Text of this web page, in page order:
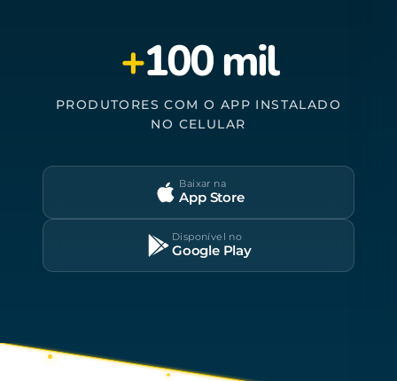
+100 mil
PRODUTORES COM O APP INSTALADO
NO CELULAR
Baixar na
App Store
Disponível no
Google Play